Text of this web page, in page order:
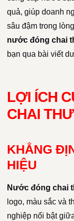
quả, giúp doanh
sâu đậm trong
nước đóng chai
bạn qua bài viết
LỢI ÍCH
CHAI
KHẲNG
HIỆU
Nước đóng chai
logo, màu sắc và
nghiệp nổi bật